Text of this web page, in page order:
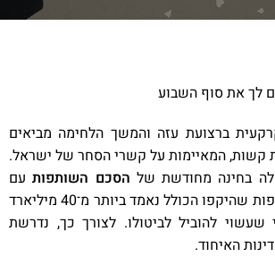
לך את סוף השבוע
ברצועת עזה והמשך הלחימה מביאים
קשות, המאיימות על קשרי הסחר של ישראל.
בחינה מחודשת של הסכם השותפותעם
ישראל, הסכם השותפות שהיקפו הכולל נאמד ביותר מ־40 מיליארד
שעשוי להוביל לביטולו. לצורך כך, נדרשת